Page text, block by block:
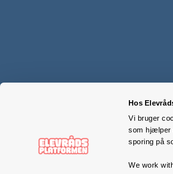
Hos
Vi bruger
som hjælper
sporing på
We work